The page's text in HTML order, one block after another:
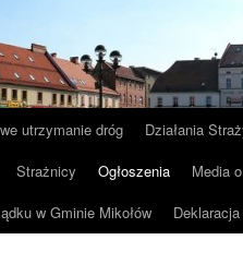
utrzymanie dróg Działania
Strażnicy Ogłoszenia Media
w Gminie Mikołów